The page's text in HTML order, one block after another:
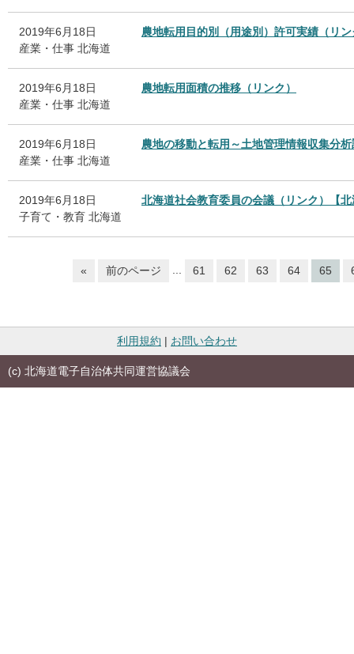
2019年6月18日
農地転用目的別（用途別）許可実績（リン
産業・仕事 北海道
2019年6月18日
農地転用面積の推移（リンク）
産業・仕事 北海道
2019年6月18日
農地の移動と転用～土地管理情報収集分
産業・仕事 北海道
2019年6月18日
北海道社会教育委員の会議（リンク）【
子育て・教育 北海道
« 前のページ ... 61 62 63 64 65
利用規約 | お問い合わせ
(c) 北海道電子自治体共同運営協議会